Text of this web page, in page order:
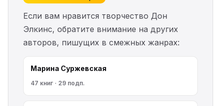
Если вам нравится творчество Дон
Элкинс, обратите внимание на других
авторов, пишущих в смежных жанрах:
Марина Cyржевcкая
47 книг · 29 подп.